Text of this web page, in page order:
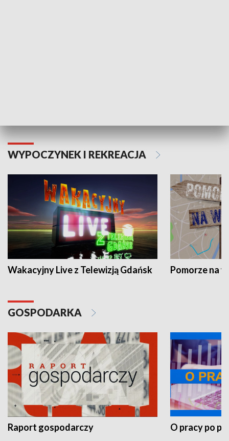
WYPOCZYNEK I REKREACJA
Wakacyjny Live z Telewizją Gdańsk Pomorze na
GOSPODARKA
Raport gospodarczy O pracy po